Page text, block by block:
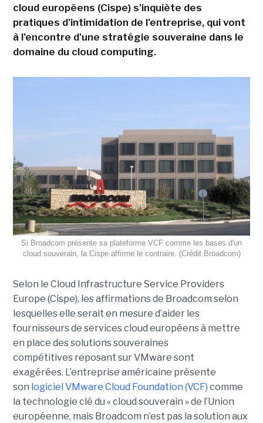
cloud européens (Cispe) s'inquiète des
pratiques d'intimidation de l'entreprise, qui vont
à l'encontre d'une stratégie souveraine dans le
domaine du cloud computing.
Si Broadcom présente sa plateforme VCF comme les bases d'un
cloud souverain, la Cispe affirme le contraire. (Crédit Broadcom)
Selon le Cloud Infrastructure Service Providers
Europe (Cispe), les affirmations de Broadcom selon
lesquelles elle serait en mesure d’aider les
fournisseurs de services cloud européens à mettre
en place des solutions souveraines
compétitives reposant sur VMware sont
exagérées. L’entreprise américaine présente
son logiciel VMware Cloud Foundation (VCF) comme
la technologie clé du « cloud souverain » de l’Union
européenne, mais Broadcom n’est pas la solution aux